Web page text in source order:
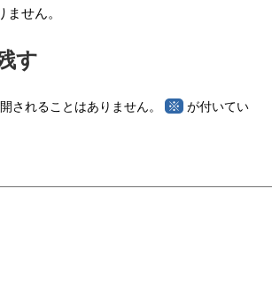
せん。
す
されることはありません。 ※ が付いてい